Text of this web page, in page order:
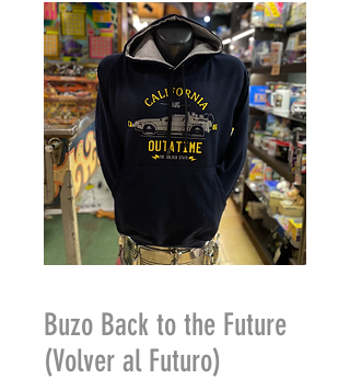
Buzo Back to the Future
(Volver al Futuro)